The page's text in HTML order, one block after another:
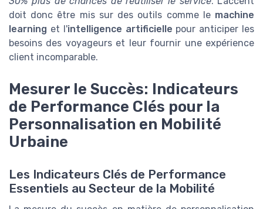
doit donc être mis sur des outils comme le machine
learning et l'intelligence artificielle pour anticiper les
besoins des voyageurs et leur fournir une expérience
client incomparable.
Mesurer le Succès: Indicateurs
de Performance Clés pour la
Personnalisation en Mobilité
Urbaine
Les Indicateurs Clés de Performance
Essentiels au Secteur de la Mobilité